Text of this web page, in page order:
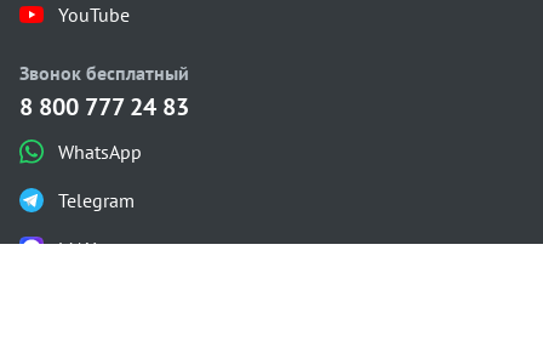
YouTube
Звонок бесплатный
8 800 777 24 83
WhatsApp
Telegram
MAX